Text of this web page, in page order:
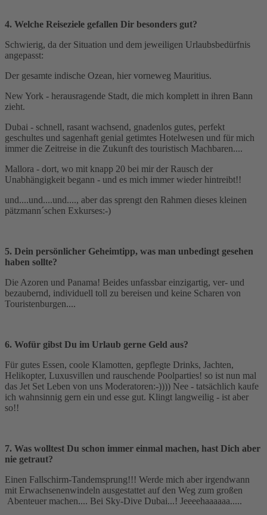
4. Welche Reiseziele gefallen Dir besonders gut?
Schwierig, da der Situation und dem jeweiligen Urlaubsbedürfnis
angepasst:
Der gesamte indische Ozean, hier vorneweg Mauritius.
New York - herausragende Stadt, die mich komplett in ihren Bann
zieht.
Dubai - schnell, rasant wachsend, gnadenlos gutes, perfekt
geschultes und sagenhaft genial getimtes Hotelwesen und für mich
immer die Zeitreise in die Zukunft des touristisch Machbaren....
Mallora - dort, wo mit knapp 20 bei mir der Rausch der
Unabhängigkeit begann - und es mich immer wieder hintreibt!!
und....und....und...., aber das sprengt den Rahmen dieses kleinen
pätzmann´schen Exkurses:-)
5. Dein persönlicher Geheimtipp, was man unbedingt gesehen
haben sollte?
Die Azoren und Panama! Beides unfassbar einzigartig, ver- und
bezaubernd, individuell toll zu bereisen und keine Scharen von
Touristenburgen....
6. Wofür gibst Du im Urlaub gerne Geld aus?
Für gutes Essen, coole Klamotten, gepflegte Drinks, Jachten,
Helikopter, Luxusvillen und rauschende Poolparties! so ist nun mal
das Jet Set Leben von uns Moderatoren:-)))) Nee - tatsächlich kaufe
ich wahnsinnig gern ein und esse gut. Klingt langweilig - ist aber
so!!
7. Was wolltest Du schon immer einmal machen, hast Dich aber
nie getraut?
Einen Fallschirm-Tandemsprung!!! Werde mich aber irgendwann
mit Erwachsenenwindeln ausgestattet auf den Weg zum großen
Abenteuer machen.... Bei Sky-Dive Dubai...! Jeeeehaaaaaa.....